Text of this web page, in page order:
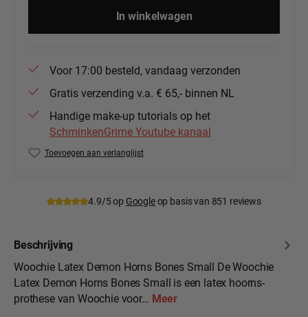
In winkelwagen
Voor 17:00 besteld, vandaag verzonden
Gratis verzending v.a. € 65,- binnen NL
Handige make-up tutorials op het
SchminkenGrime Youtube kanaal
Toevoegen aan verlanglijst
4.9/5 op Googleop basis van 851 reviews
Beschrijving
Woochie Latex Demon Horns Bones Small De Woochie
Latex Demon Horns Bones Small is een latex hoorns-
prothese van Woochie voor… Meer